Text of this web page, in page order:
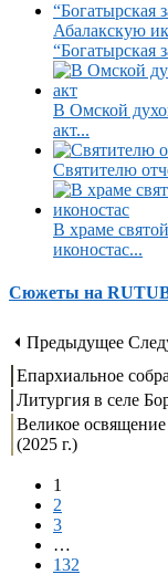
Абалакскую
“Богатырская
В Омской
акт...
Святителю
В храме
иконостас...
Сюжеты на
⏴ Предыдущее
Епархиальное
Литургия в селе
Великое освящение
(2025 г.)
1
2
3
…
132